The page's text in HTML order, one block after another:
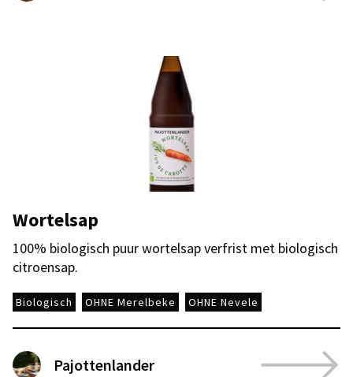
Wortelsap
100% biologisch puur wortelsap verfrist met biologisch
citroensap.
Biologisch OHNE Merelbeke OHNE Nevele
Pajottenlander